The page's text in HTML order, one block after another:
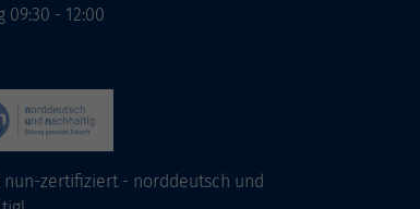
09:30 - 12:00
nun-zertifiziert - norddeutsch und